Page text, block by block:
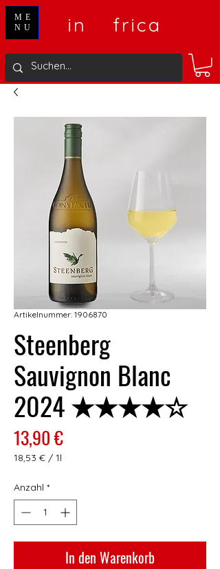
in frica
ME
NU
Artikelnummer: 1906870
Steenberg
Sauvignon Blanc
2024 ★★★★☆
13,90 €Preis
18,53 € / 1l
pro
1
Liter
Anzahl *
In den Warenkorb